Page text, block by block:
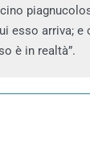
esso arriva; e
è in realtà”.